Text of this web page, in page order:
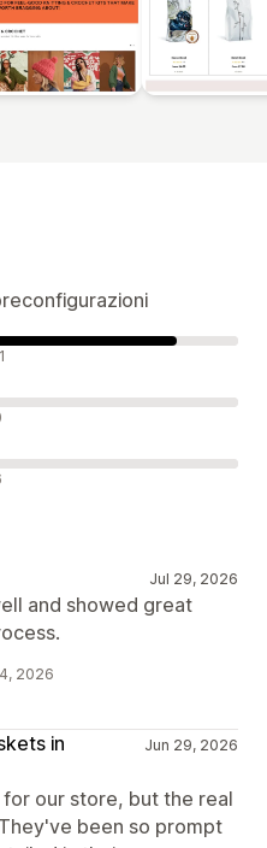
Jul 29, 2026
and showed great
2026
in
Jun 29, 2026
our store, but the real
been so prompt